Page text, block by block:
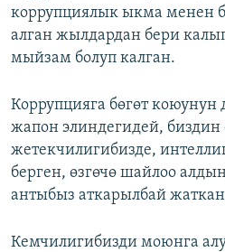
коррупциялык ыкма менен
алган жылдардан бери
мыйзам болуп калган.
Коррупцияга бөгөт
жапон элиндегидей, биздин
жетекчилигибизде,
берген, өзгөчө шайлоо
антыбыз аткарылбай
Кемчилигибизди моюнга